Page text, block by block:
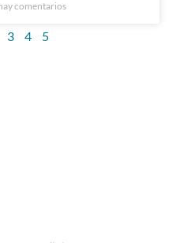
comentarios
3 4 5